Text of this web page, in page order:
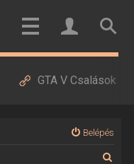
GTA V Csalások
Belépés